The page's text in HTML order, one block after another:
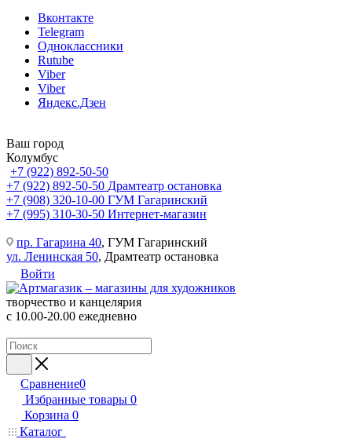
Вконтакте
Telegram
Одноклассники
Rutube
Viber
Viber
Яндекс.Дзен
Ваш город
Колумбус
+7 (922) 892-50-50
+7 (922) 892-50-50 Драмтеатр остановка
+7 (908) 320-10-00 ГУМ Гагаринский
+7 (995) 310-30-50 Интернет-магазин
пр. Гагарина 40, ГУМ Гагаринский
ул. Ленинская 50, Драмтеатр остановка
Войти
творчество и канцелярия
с 10.00-20.00 ежедневно
Сравнение0
Избранные товары 0
Корзина 0
Каталог